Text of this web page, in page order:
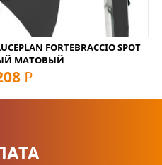
FORTEBRACCIO SPOT
МАТОВЫЙ
руб